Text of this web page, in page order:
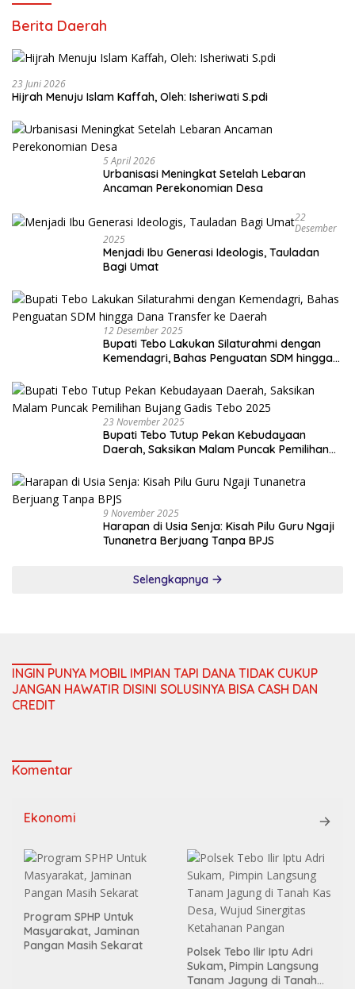
Berita Daerah
23 Juni 2026
Hijrah Menuju Islam Kaffah, Oleh: Isheriwati S.pdi
5 April 2026
Urbanisasi Meningkat Setelah Lebaran
Ancaman Perekonomian Desa
22
Desember
2025
Menjadi Ibu Generasi Ideologis, Tauladan
Bagi Umat
12 Desember 2025
Bupati Tebo Lakukan Silaturahmi dengan
Kemendagri, Bahas Penguatan SDM hingga
23 November 2025
Bupati Tebo Tutup Pekan Kebudayaan
Daerah, Saksikan Malam Puncak Pemilihan
9 November 2025
Harapan di Usia Senja: Kisah Pilu Guru Ngaji
Tunanetra Berjuang Tanpa BPJS
Selengkapnya
INGIN PUNYA MOBIL IMPIAN TAPI DANA TIDAK CUKUP
JANGAN HAWATIR DISINI SOLUSINYA BISA CASH DAN
CREDIT
Komentar
Ekonomi
Program SPHP Untuk
Masyarakat, Jaminan
Pangan Masih Sekarat
Polsek Tebo Ilir Iptu Adri
Sukam, Pimpin Langsung
Tanam Jagung di Tanah